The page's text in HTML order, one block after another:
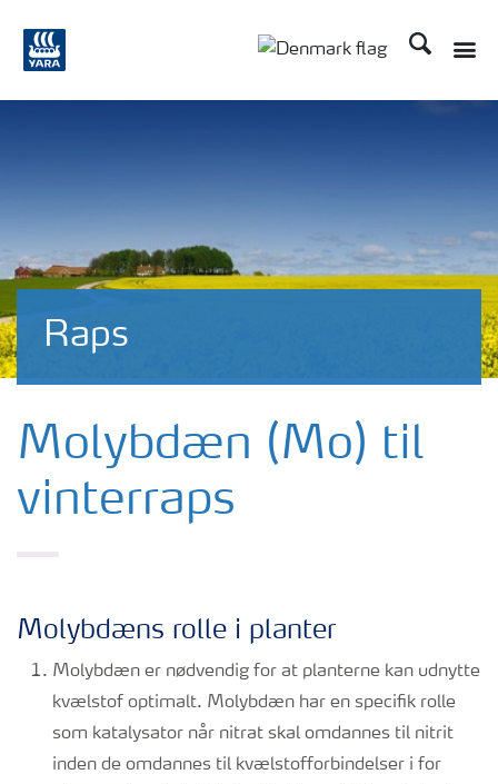
Søg
Raps
Molybdæn (Mo) til
vinterraps
Molybdæns rolle i planter
Molybdæn er nødvendig for at planterne kan udnytte
kvælstof optimalt. Molybdæn har en specifik rolle
som katalysator når nitrat skal omdannes til nitrit
inden de omdannes til kvælstofforbindelser i for